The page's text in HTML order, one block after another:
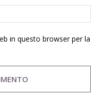
in questo browser per la